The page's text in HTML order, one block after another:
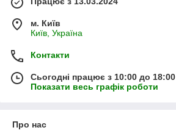
м. Київ
Київ, Україна
Контакти
Сьогодні працює з 10:00 до 18:00
Показати весь графік роботи
Про нас